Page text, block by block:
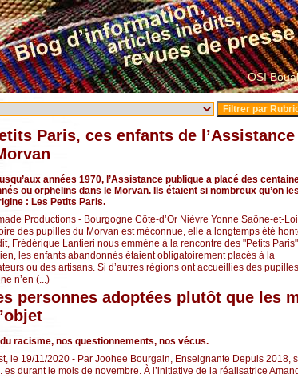
OSI
Paris, ces enfants de
années 1970, l’Assistance publique a placé des
ou orphelins dans le Morvan. Ils étaient si nombreux qu’on les
: Les Petits Paris.
Productions - Bourgogne Côte-d’Or Nièvre Yonne Saône-et-
des pupilles du Morvan est méconnue, elle a longtemps été
Frédérique Lantieri nous emmène à la rencontre des "Petits
les enfants abandonnés étaient obligatoirement placés à la
ou des artisans. Si d’autres régions ont accueillies des
n’en (...)
personnes adoptées plutôt que les
racisme, nos questionnements, nos vécus.
le 19/11/2020 - Par Joohee Bourgain, Enseignante Depuis 2018,
durant le mois de novembre. À l’initiative de la réalisatrice